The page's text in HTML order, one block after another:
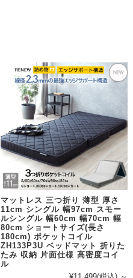
マットレス 三つ折り 薄型 厚さ
11cm シングル 幅97cm スモー
ルシングル 幅60cm 幅70cm 幅
80cm ショートサイズ(長さ
180cm) ポケットコイル
ZH133P3U ベッドマット 折りた
たみ 収納 片面仕様 高密度コイ
ル